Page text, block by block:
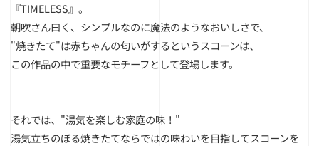
『TIMELESS』。
朝吹さん曰く、シンプルなのに魔法のようなおいしさで、
"焼きたて"は赤ちゃんの匂いがするというスコーンは、
この作品の中で重要なモチーフとして登場します。
それでは、 "湯気を楽しむ家庭の味！"
湯気立ちのぼる焼きたてならではの味わいを目指してスコーンを